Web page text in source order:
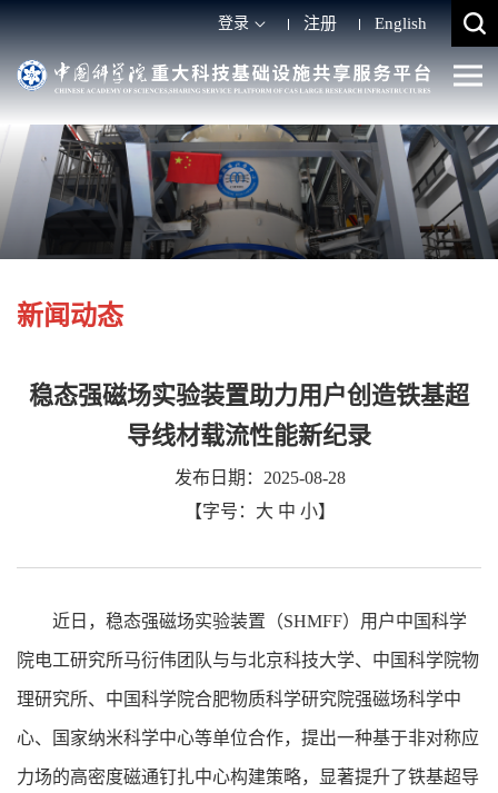
登录 注册 English
新闻动态
稳态强磁场实验装置助力用户创造铁基超
导线材载流性能新纪录
发布日期：2025-08-28
【字号： 大 中 小】
近日，稳态强磁场实验装置（SHMFF）用户中国科学
院电工研究所马衍伟团队与与北京科技大学、中国科学院物
理研究所、中国科学院合肥物质科学研究院强磁场科学中
心、国家纳米科学中心等单位合作，提出一种基于非对称应
力场的高密度磁通钉扎中心构建策略，显著提升了铁基超导